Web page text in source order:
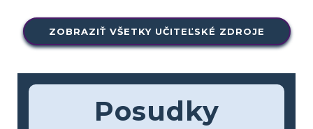
ZOBRAZIŤ VŠETKY UČITEĽSKÉ ZDROJE
Posudky